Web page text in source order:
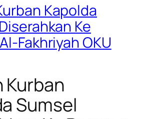
Kapolda
Ke
Fakhriyah OKU
Kurban
Sumsel